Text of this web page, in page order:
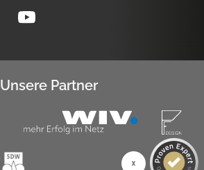
Unsere Partner
SEHR GUT
1k+ Kundenbewertungen
Bewertungen auf
ProvenExpert.com
740
Bewertungen von 7
anderen Quellen
Blick aufs ProvenExpert-Profil werfen